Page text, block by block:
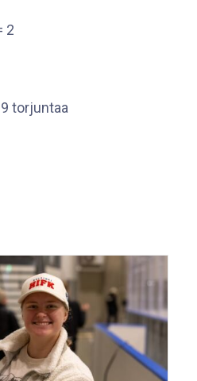
2
torjuntaa